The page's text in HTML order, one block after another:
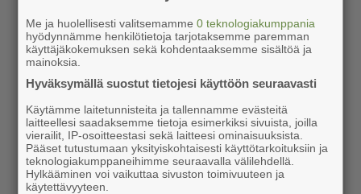
Me ja huolellisesti valitsemamme0 teknologiakumppania
hyödynnämme henkilötietoja tarjotaksemme paremman
käyttäjäkokemuksen sekä kohdentaaksemme sisältöä ja
mainoksia.
Hyväksymällä suostut tietojesi käyttöön seuraavasti
Käytämme laitetunnisteita ja tallennamme evästeitä
laitteellesi saadaksemme tietoja esimerkiksi sivuista, joilla
vierailit, IP-osoitteestasi sekä laitteesi ominaisuuksista.
Pääset tutustumaan yksityiskohtaisesti käyttötarkoituksiin ja
teknologiakumppaneihimme seuraavalla välilehdellä.
Hylkääminen voi vaikuttaa sivuston toimivuuteen ja
käytettävyyteen.